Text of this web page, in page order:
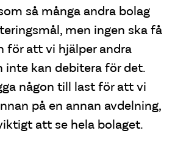
så många andra bolag
men ingen ska få
för att vi hjälper andra
inte kan debitera för det.
någon till last för att vi
på en annan avdelning,
att se hela bolaget.